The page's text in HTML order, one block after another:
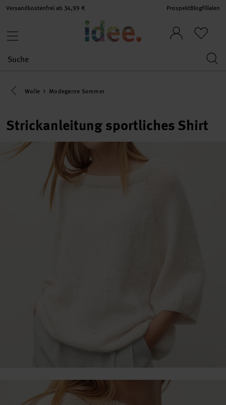
Versandkostenfrei ab 34,99 € ProspektBlogFilialen
Eine Kategorie zurück navigieren
Wolle Modegarne Sommer
Strickanleitung sportliches Shirt